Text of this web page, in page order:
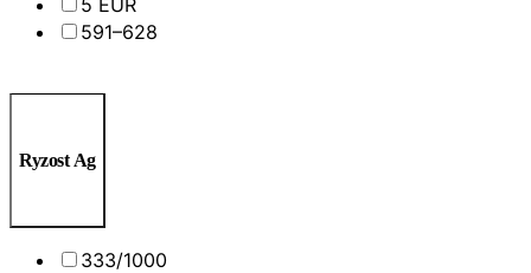
591–628
Ryzost Ag
333/1000